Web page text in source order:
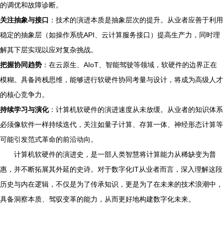
的调优和故障诊断。
关注抽象与接口 ：技术的演进本质是抽象层次的提升。从业者应善于利用
稳定的抽象层（如操作系统API、云计算服务接口）提高生产力，同时理
解其下层实现以应对复杂挑战。
把握协同趋势 ：在云原生、AIoT、智能驾驶等领域，软硬件的边界正在
模糊。具备跨栈思维，能够进行软硬件协同考量与设计，将成为高级人才
的核心竞争力。
持续学习与演化：计算机软硬件的演进速度从未放缓。从业者的知识体系
必须像软件一样持续迭代，关注如量子计算、存算一体、神经形态计算等
可能引发范式革命的前沿动向。
计算机软硬件的演进史，是一部人类智慧将计算能力从稀缺变为普
惠，并不断拓展其外延的史诗。对于数字化IT从业者而言，深入理解这段
历史与内在逻辑，不仅是为了传承知识，更是为了在未来的技术浪潮中，
具备洞察本质、驾驭变革的能力，从而更好地构建数字化未来。